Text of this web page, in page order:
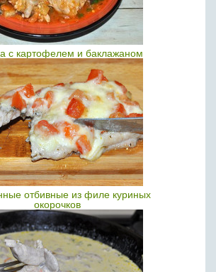
с картофелем и баклажаном
отбивные из филе куриных
окорочков